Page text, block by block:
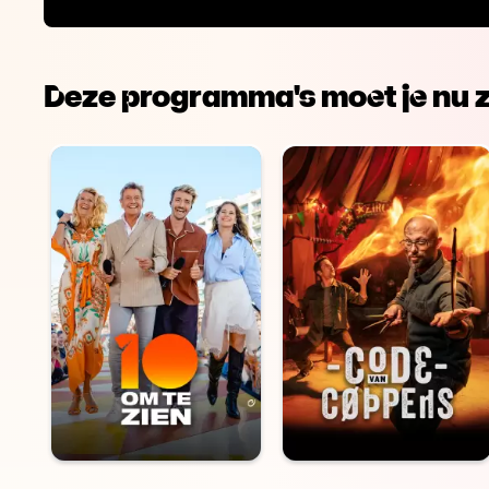
Deze programma's moet je nu